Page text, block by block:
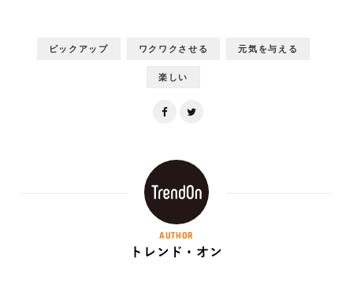
ピックアップ ワクワクさせる 元気を与える
楽しい
AUTHOR
トレンド・オン